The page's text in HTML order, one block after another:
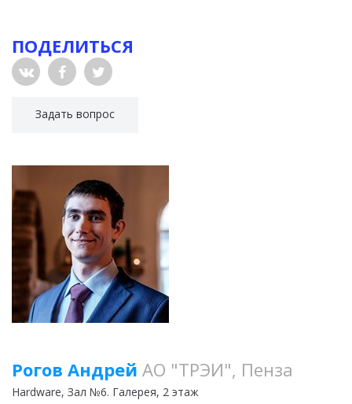
ПОДЕЛИТЬСЯ
Задать вопрос
Рогов Андрей АО "ТРЭИ", Пенза
Hardware, Зал №6. Галерея, 2 этаж